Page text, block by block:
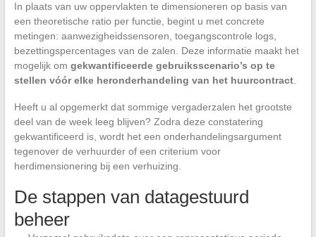
In plaats van uw oppervlakten te dimensioneren op basis van
een theoretische ratio per functie, begint u met concrete
metingen: aanwezigheidssensoren, toegangscontrole logs,
bezettingspercentages van de zalen. Deze informatie maakt het
mogelijk om gekwantificeerde gebruiksscenario’s op te
stellen vóór elke heronderhandeling van het huurcontract.
Heeft u al opgemerkt dat sommige vergaderzalen het grootste
deel van de week leeg blijven? Zodra deze constatering
gekwantificeerd is, wordt het een onderhandelingsargument
tegenover de verhuurder of een criterium voor
herdimensionering bij een verhuizing.
De stappen van datagestuurd
beheer